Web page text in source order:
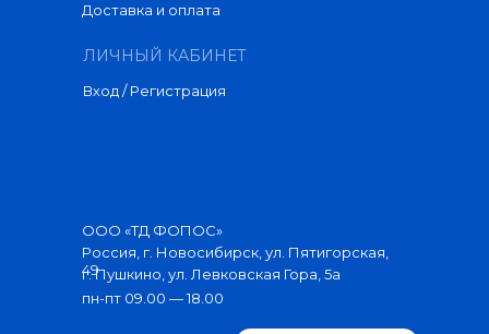
Доставка и оплата
ЛИЧНЫЙ КАБИНЕТ
Вход / Регистрация
пн-пт 09.00 — 18.00
Россия, г. Новосибирск, ул. Пятигорская,
49
г. Пушкино, ул. Левковская Гора, 5а
ООО «ТД ФОПОС»